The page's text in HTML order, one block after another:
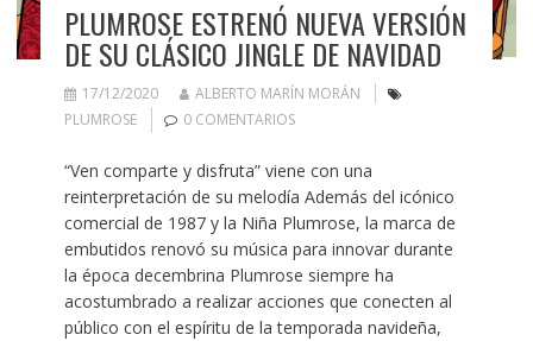
PLUMROSE ESTRENÓ NUEVA VERSIÓN
DE SU CLÁSICO JINGLE DE NAVIDAD
17/12/2020
ALBERTO MARÍN MORÁN
PLUMROSE
0 COMENTARIOS
“Ven comparte y disfruta” viene con una
reinterpretación de su melodía Además del icónico
comercial de 1987 y la Niña Plumrose, la marca de
embutidos renovó su música para innovar durante
la época decembrina Plumrose siempre ha
acostumbrado a realizar acciones que conecten al
público con el espíritu de la temporada navideña,